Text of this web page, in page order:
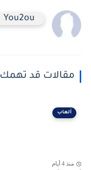
You2ou
مقالات قد تهمك
ألعاب
منذ 4 أيام